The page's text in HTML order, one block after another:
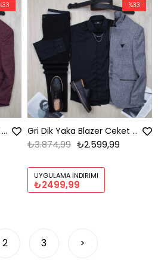
Bordo Kırçıllı Blazer Ceket Gömlek Pantolon Ayakkabı Kombin Gri Dik Yaka Blazer Ceket Gömlek Pantolon Ayakkabı Kombin
₺2.599,99
₺3.874,99
UYGULAMA İNDIRIMI
₺2499,99
%33
2 3 >